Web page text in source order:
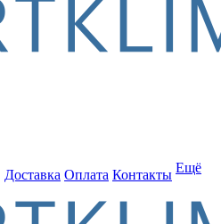
Доставка Оплата Контакты Ещё